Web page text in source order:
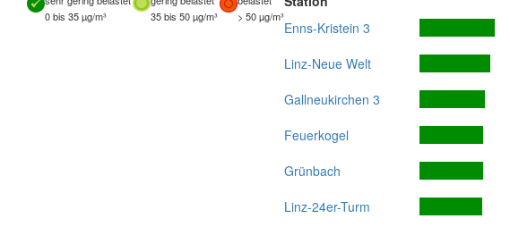
0 bis 35 µg/m³
35 bis 50 µg/m³ > 50 µg/m³
Enns-Kristein 3
Linz-Neue Welt
Gallneukirchen 3
Feuerkogel
Grünbach
Linz-24er-Turm